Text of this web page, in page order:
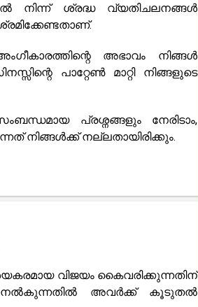
നിന്ന് ശ്രദ്ധ വ്യതിചലനങ്ങൾ
അഭാവം നിങ്ങൾ
പാറ്റേൺ മാറ്റി നിങ്ങളുടെ
പ്രശ്നങ്ങളും നേരിടാം,
നിങ്ങൾക്ക് നല്ലതായിരിക്കും.
വിജയം കൈവരിക്കുന്നതിന്
നൽകുന്നതിൽ അവർക്ക് കൂടുതൽ